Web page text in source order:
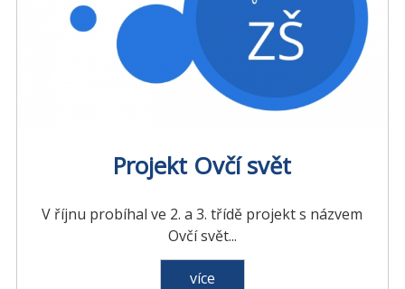
Projekt Ovčí svět
V říjnu probíhal ve 2. a 3. třídě projekt s názvem
Ovčí svět...
více